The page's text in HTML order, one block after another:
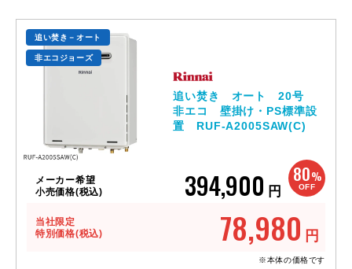
追い焚き－オート
非エコジョーズ
追い焚き オート 20号
非エコ 壁掛け・PS標準設
置 RUF-A2005SAW(C)
80%
OFF
メーカー希望
小売価格(税込)
394,900 円
当社限定
特別価格(税込)
78,980 円
※本体の価格です